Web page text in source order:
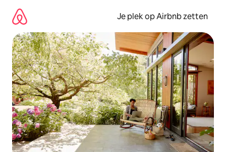
direct
naar
inhoud
Je plek op Airbnb zetten